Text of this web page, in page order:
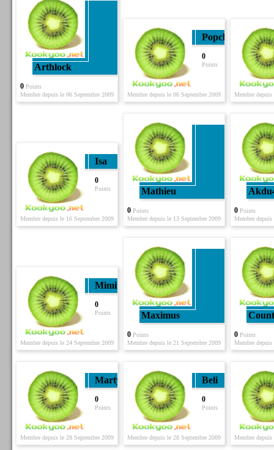
Arthlock
0Points
Membre depuis le 06 Septembre 2009
Popcho
0
Points
Membre depuis le 06 Septembre 2009 Membre depuis
Isa
0
Points
Membre depuis le 16 Septembre 2009
Mathieu
0Points
Membre depuis le 13 Septembre 2009
0Points
Membre depuis
Mimine
0
Points
Membre depuis le 24 Septembre 2009
Maximus
0Points
Membre depuis le 21 Septembre 2009
0Points
Membre depuis
Marty
0
Points
Membre depuis le 28 Septembre 2009
Beli
0
Points
Membre depuis le 28 Septembre 2009 Membre depuis